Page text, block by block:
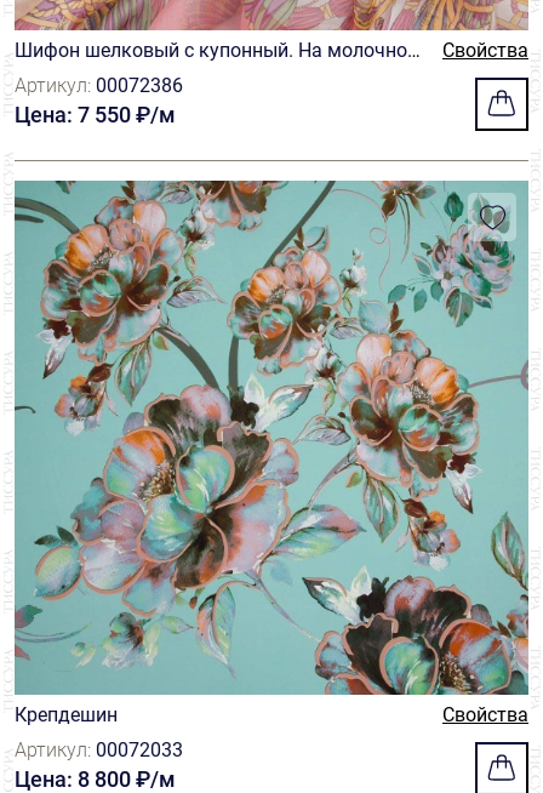
Шифон шелковый с купонный. На молочном
фоне кисточки, цепочки и этнические украш
ения в розовых, бирюзовых и желтых оттенк
ах
Свойства
Артикул: 00072386
Цена: 7 550 ₽/м
Крепдешин
Свойства
Артикул: 00072033
Цена: 8 800 ₽/м